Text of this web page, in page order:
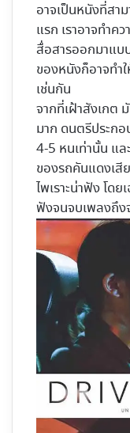
อาจเป็นหนังที่สา
แรก เราอาจทำค
สื่อสารออกมาแบ
ของหนังก็อาจทำ
เช่นกัน
จากที่เฝ้าสังเกต
มาก ดนตรีประกอ
4-5 หนเท่านั้น แล
ของรถคันแดงเสี
ไพเราะน่าฟัง โด
ฟังจนจบเพลงถึง